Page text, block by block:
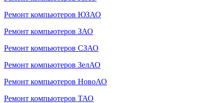
Ремонт компьютеров ЮЗАО
Ремонт компьютеров ЗАО
Ремонт компьютеров СЗАО
Ремонт компьютеров ЗелАО
Ремонт компьютеров НовоАО
Ремонт компьютеров ТАО